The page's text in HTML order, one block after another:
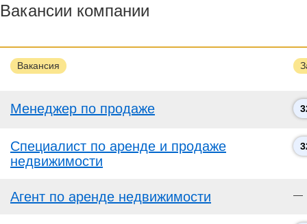
Вакансии компании
Вакансия
Менеджер по продаже
Специалист по аренде и продаже
недвижимости
Агент по аренде недвижимости —